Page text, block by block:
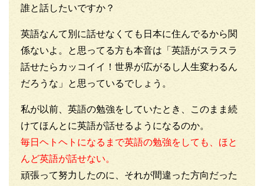
誰と話したいですか？
英語なんて別に話せなくても日本に住んでるから関
係ないよ。と思ってる方も本音は「英語がスラスラ
話せたらカッコイイ！世界が広がるし人生変わるん
だろうな」と思っているでしょう。
私が以前、英語の勉強をしていたとき、このまま続
けてほんとに英語が話せるようになるのか。
毎日ヘトヘトになるまで英語の勉強をしても、ほと
んど英語が話せない。
頑張って努力したのに、それが間違った方向だった